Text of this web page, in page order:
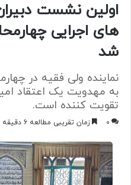
اولین نشست
های اجرایی
شد
نماینده ولی فقیه در
به مهدویت یک اعتقاد
تقویت کننده است.
0 زمان تقریبی مطالعه 6 دقیقه